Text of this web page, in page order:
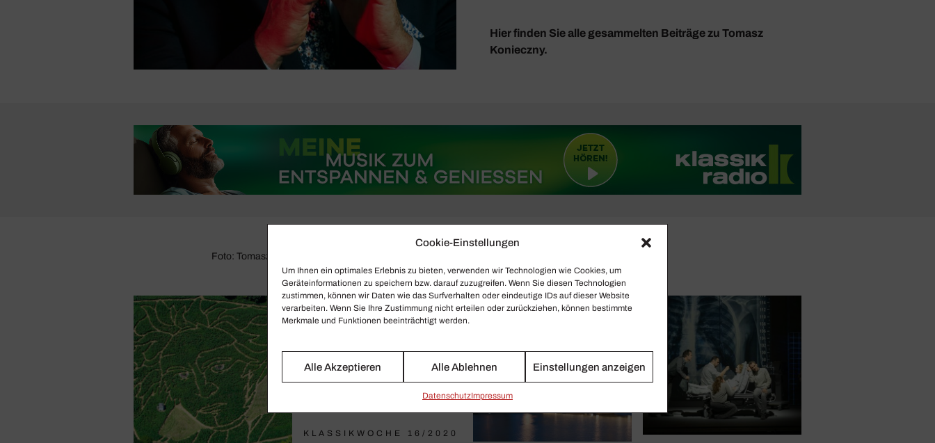
Cookie-Einstellungen
Um Ihnen ein optimales Erlebnis zu bieten, verwenden wir Technologien wie Cookies, um
Geräteinformationen zu speichern bzw. darauf zuzugreifen. Wenn Sie diesen Technologien
zustimmen, können wir Daten wie das Surfverhalten oder eindeutige IDs auf dieser Website
verarbeiten. Wenn Sie Ihre Zustimmung nicht erteilen oder zurückziehen, können bestimmte
Merkmale und Funktionen beeinträchtigt werden.
Alle Akzeptieren Alle Ablehnen Einstellungen anzeigen
Daten­schutzImpressum
Hier finden Sie alle gesammelten Beiträge zu Tomasz
Konieczny.
Foto: Tomasz Konieczny
KLASSIKWOCHE 16/2020